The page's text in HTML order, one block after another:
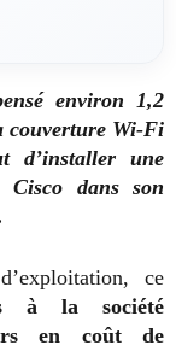
environ 1,2
couverture Wi-Fi
d’installer une
Cisco dans son
ce
à la société
en coût de